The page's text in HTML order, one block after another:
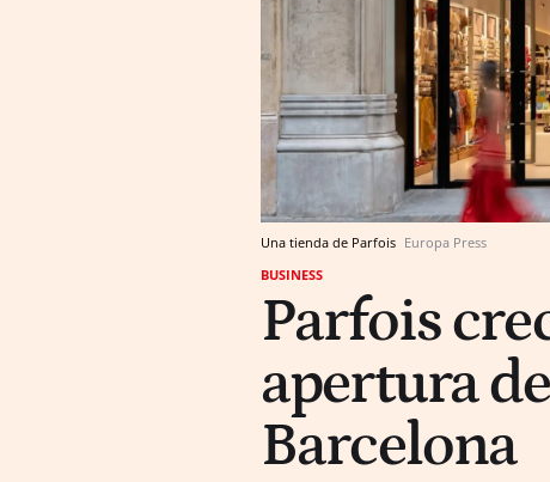
Una tienda de Parfois Europa Press
BUSINESS
Parfois
apertura
Barcelona